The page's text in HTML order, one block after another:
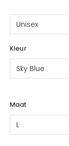
Unisex
Kleur
Sky Blue
Maat
L